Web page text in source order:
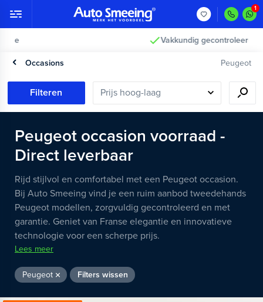
2 jaar garantie >
Occasions Peugeot
Filteren
Peugeot occasion voorraad -
Direct leverbaar
Rijd stijlvol en comfortabel met een Peugeot occasion.
Bij Auto Smeeing vind je een ruim aanbod tweedehands
Peugeot modellen, zorgvuldig gecontroleerd en met
garantie. Geniet van Franse elegantie en innovatieve
technologie voor een scherpe prijs.
Lees meer
Peugeot Filters wissen